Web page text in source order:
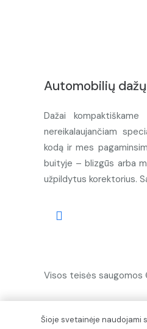
Automobilių
Dažai
nereikalaujančiam
kodą ir mes
buityje – blizgūs arba
užpildytus korektorius.
Visos teisės saugomos
Šioje svetainėje naudojami